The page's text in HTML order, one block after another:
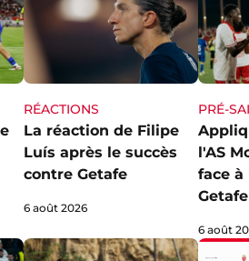
RÉACTIONS
La réaction de Filipe
Luís après le succès
contre Getafe
6 août 2026
PRÉ-
l'AS
face à
6 août